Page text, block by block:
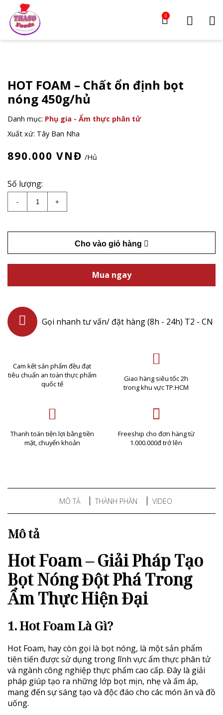
0
HOT FOAM – Chất ổn định bọt
nóng 450g/hủ
Danh mục: Phụ gia - Ẩm thực phân tử
Xuất xứ: Tây Ban Nha
890.000 VNĐ /Hủ
Số lượng:
- HOT FOAM - Chất ổn định bọt nóng 450g/hủ số
+
Cho vào giỏ hàng
Mua ngay
Gọi nhanh tư vấn/ đặt hàng (8h - 24h) T2 - CN
Cam kết sản phẩm đều đạt
tiêu chuẩn an toàn thực phẩm
quốc tế
Giao hàng siêu tốc 2h
trong khu vực TP.HCM
Thanh toán tiện lợi bằng tiền
mặt, chuyển khoản
Freeship cho đơn hàng từ
1.000.000đ trở lên
MÔ TẢ THÀNH PHẦN VIDEO
Mô tả
Hot Foam – Giải Pháp Tạo
Bọt Nóng Đột Phá Trong
Ẩm Thực Hiện Đại
1. Hot Foam Là Gì?
Hot Foam, hay còn gọi là bọt nóng, là một sản phẩm
tiên tiến được sử dụng trong lĩnh vực ẩm thực phân tử
và ngành công nghiệp thực phẩm cao cấp. Đây là giải
pháp giúp tạo ra những lớp bọt mịn, nhẹ và ấm áp,
mang đến sự sáng tạo và độc đáo cho các món ăn và đồ
uống.